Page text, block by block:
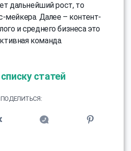
дальнейший рост, то
мейкера. Далее – контент-
и среднего бизнеса это
команда.
статей
ПОДЕЛИТЬСЯ: